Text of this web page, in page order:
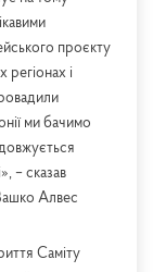
проєкту
регіонах і
ми бачимо
– сказав
Алвес
Саміту